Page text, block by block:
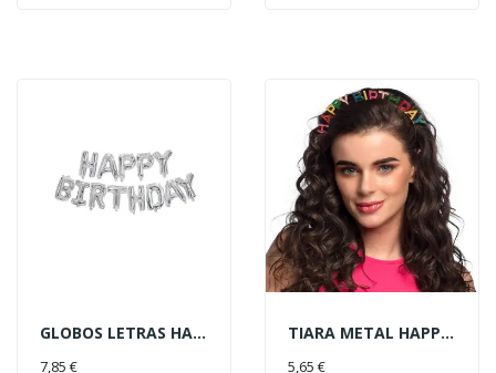
GLOBOS LETRAS HAPPY BDAY PLATA
7,85 €
TIARA METAL HAPPY BIRTHDAY
5,65 €